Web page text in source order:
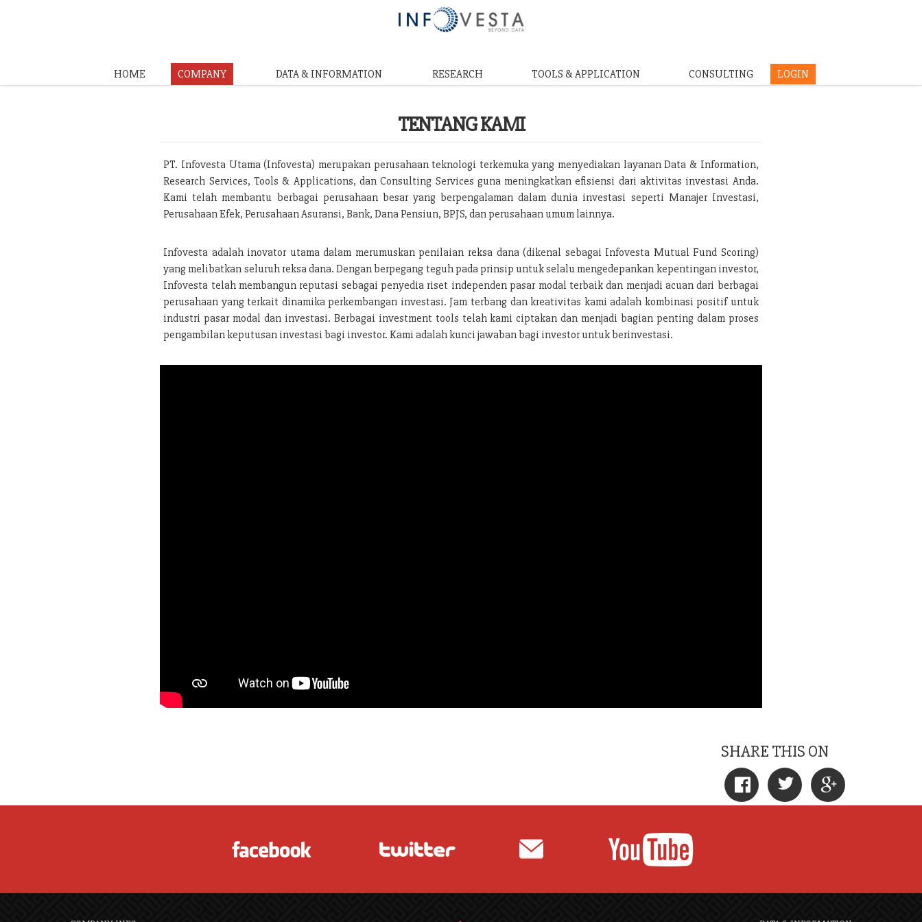
HOME COMPANY DATA & INFORMATION RESEARCH TOOLS & APPLICATION CONSULTING LOGIN
TENTANG KAMI
PT. Infovesta Utama (Infovesta) merupakan perusahaan teknologi terkemuka yang menyediakan layanan Data & Information,
Research Services, Tools & Applications, dan Consulting Services guna meningkatkan efisiensi dari aktivitas investasi Anda.
Kami telah membantu berbagai perusahaan besar yang berpengalaman dalam dunia investasi seperti Manajer Investasi,
Perusahaan Efek, Perusahaan Asuransi, Bank, Dana Pensiun, BPJS, dan perusahaan umum lainnya.
Infovesta adalah inovator utama dalam merumuskan penilaian reksa dana (dikenal sebagai Infovesta Mutual Fund Scoring)
yang melibatkan seluruh reksa dana. Dengan berpegang teguh pada prinsip untuk selalu mengedepankan kepentingan investor,
Infovesta telah membangun reputasi sebagai penyedia riset independen pasar modal terbaik dan menjadi acuan dari berbagai
perusahaan yang terkait dinamika perkembangan investasi. Jam terbang dan kreativitas kami adalah kombinasi positif untuk
industri pasar modal dan investasi. Berbagai investment tools telah kami ciptakan dan menjadi bagian penting dalam proses
pengambilan keputusan investasi bagi investor. Kami adalah kunci jawaban bagi investor untuk berinvestasi.
SHARE THIS ON